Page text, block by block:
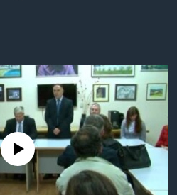
- АРХИВА
currently available